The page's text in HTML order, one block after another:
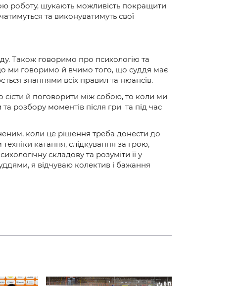
роботу, шукають можливість покращити
та виконуватимуть свої
Також говоримо про психологію та
ми говоримо й вчимо того, що суддя має
знаннями всіх правил та нюансів.
й поговорити між собою, то коли ми
розбору моментів після гри та під час
коли це рішення треба донести до
катання, слідкування за грою,
складову та розуміти її у
я відчуваю колектив і бажання